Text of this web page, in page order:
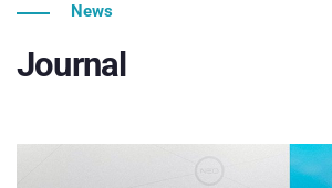
News
Journal